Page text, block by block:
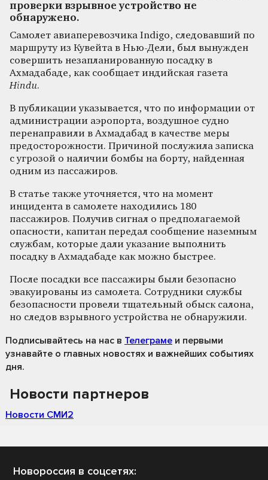
проверки взрывное устройство не
обнаружено.
Самолет авиаперевозчика Indigo, следовавший по
маршруту из Кувейта в Нью-Дели, был вынужден
совершить незапланированную посадку в
Ахмадабаде, как сообщает индийская газета
Hindu.
В публикации указывается, что по информации от
администрации аэропорта, воздушное судно
перенаправили в Ахмадабад в качестве меры
предосторожности. Причиной послужила записка
с угрозой о наличии бомбы на борту, найденная
одним из пассажиров.
В статье также уточняется, что на момент
инцидента в самолете находились 180
пассажиров. Получив сигнал о предполагаемой
опасности, капитан передал сообщение наземным
службам, которые дали указание выполнить
посадку в Ахмадабаде как можно быстрее.
После посадки все пассажиры были безопасно
эвакуированы из самолета. Сотрудники службы
безопасности провели тщательный обыск салона,
но следов взрывного устройства не обнаружили.
Подписывайтесь на нас в Телеграме и первыми
узнавайте о главных новостях и важнейших событиях
дня.
Новости партнеров
Новости СМИ2
Новороссия в соцсетях: